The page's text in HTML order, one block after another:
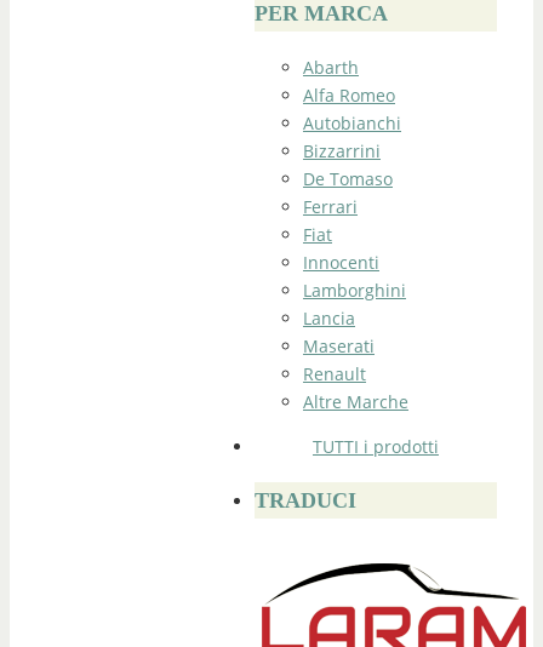
PER MARCA
Abarth
Alfa Romeo
Autobianchi
Bizzarrini
De Tomaso
Ferrari
Fiat
Innocenti
Lamborghini
Lancia
Maserati
Renault
Altre Marche
TUTTI i prodotti
TRADUCI